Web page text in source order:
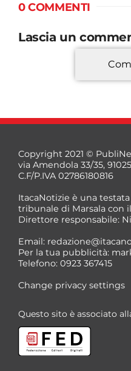
0 COMMENTI
Lascia un
*
Copyright 2021 ©
via Amendola 33/35,
C.F/P.IVA 02786180816
ItacaNotizie è una
tribunale di Marsala con il
Direttore responsabile:
Email:
Per la tua pubblicità:
Telefono: 0923 367415
Change privacy settings
Questo sito è associato